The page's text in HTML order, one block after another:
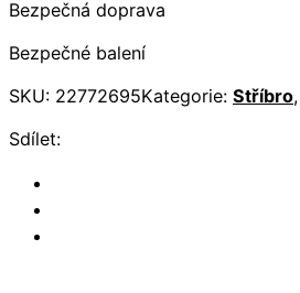
Bezpečná doprava
Bezpečné balení
SKU: 22772695Kategorie: Stříbro,
Sdílet: